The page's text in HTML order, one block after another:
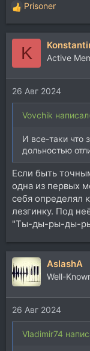
Р
е
а
и
и
:
Prisoner
K Active
26 Авг 2024
Vovchik
И все-таки что
дольностью
Если быть
одна из первых
себя определял
лезгинку. Под
"Ты-ды-ры-ды-
AslashA
Well-
26 Авг 2024
Vladimir74